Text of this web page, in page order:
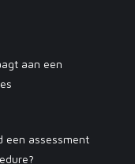
aan een
een assessment